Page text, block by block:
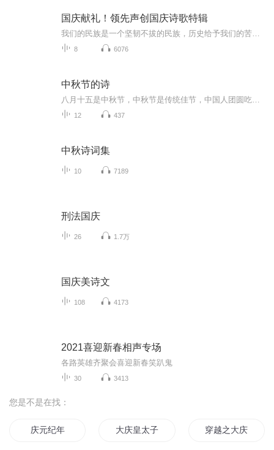
国庆献礼！领先声创国庆诗歌特辑
8 6076
中秋节的诗
12 437
中秋诗词集
10 7189
刑法国庆
26 1.7万
国庆美诗文
108 4173
2021喜迎新春相声专场
各路英雄齐聚会喜迎新春笑趴鬼
30 3413
您是不是在找：
庆元纪年 大庆皇太子 穿越之大庆帝国